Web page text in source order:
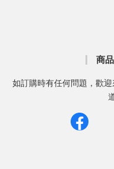
商
如訂購時有任何問題，歡